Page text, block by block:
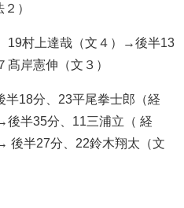
）
19村上達哉（文４） →後半13
髙岸憲伸（文３）
半18分、 23平尾拳士郎（経
後半35分、 11三浦立（ 経
後半27分、 22鈴木翔太（文